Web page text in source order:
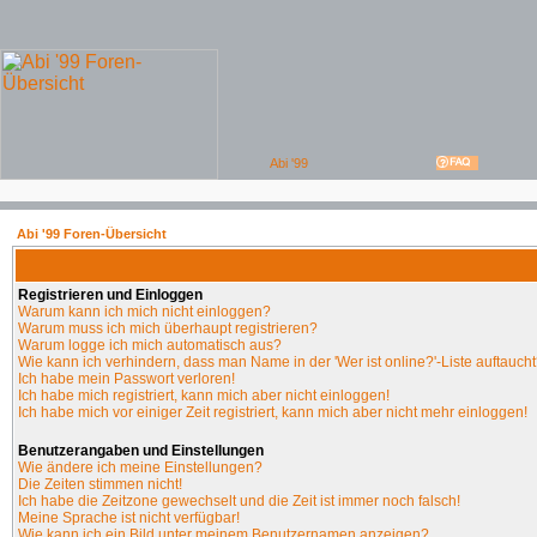
Abi '99 Foren-Übersicht
Registrieren und Einloggen
Warum kann ich mich nicht einloggen?
Warum muss ich mich überhaupt registrieren?
Warum logge ich mich automatisch aus?
Wie kann ich verhindern, dass man Name in der 'Wer ist online?'-Liste
Ich habe mein Passwort verloren!
Ich habe mich registriert, kann mich aber nicht einloggen!
Ich habe mich vor einiger Zeit registriert, kann mich aber nicht mehr einloggen!
Benutzerangaben und Einstellungen
Wie ändere ich meine Einstellungen?
Die Zeiten stimmen nicht!
Ich habe die Zeitzone gewechselt und die Zeit ist immer noch falsch!
Meine Sprache ist nicht verfügbar!